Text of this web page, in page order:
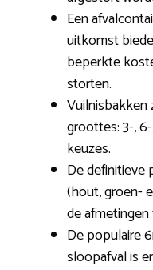
Een
uitkomst
beperkte
storten.
Vuilnisbakken
groottes: 3-,
keuzes.
De definitieve
(hout, groen-
de afmetingen
De populaire
sloopafval is